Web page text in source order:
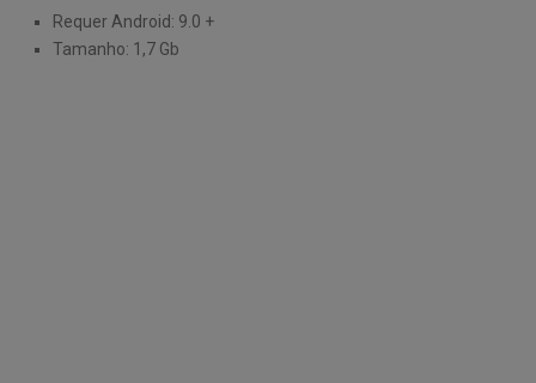
Requer Android: 9.0 +
Tamanho: 1,7 Gb